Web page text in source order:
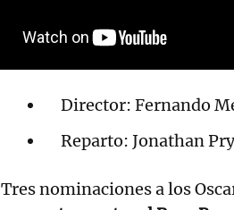
Director: Fernando
Reparto: Jonathan
Tres nominaciones a los